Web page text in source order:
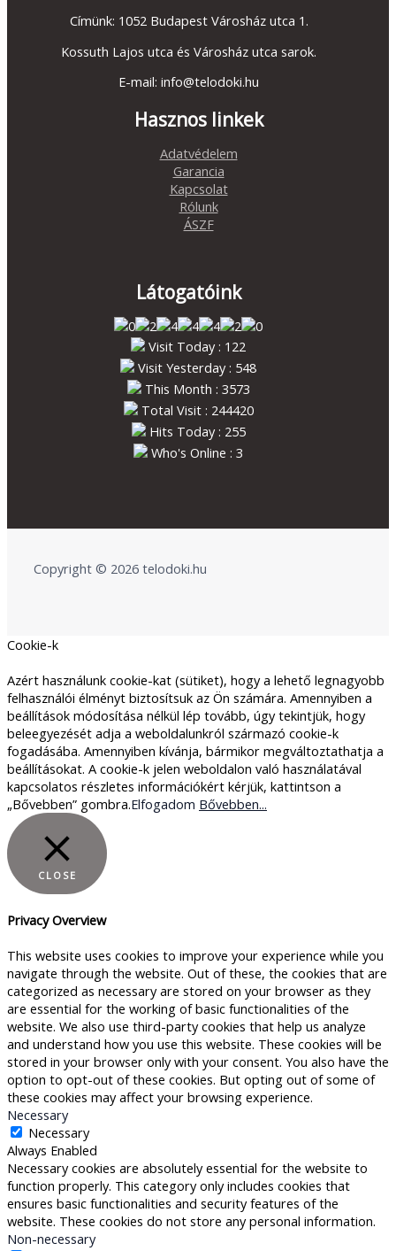
Címünk: 1052 Budapest Városház utca 1.
Kossuth Lajos utca és Városház utca sarok.
E-mail: info@telodoki.hu
Hasznos linkek
Adatvédelem
Garancia
Kapcsolat
Rólunk
ÁSZF
Látogatóink
Visit Today : 122
Visit Yesterday : 548
This Month : 3573
Total Visit : 244420
Hits Today : 255
Who's Online : 3
Copyright © 2026 telodoki.hu
Cookie-k
Azért használunk cookie-kat (sütiket), hogy a lehető legnagyobb
felhasználói élményt biztosítsuk az Ön számára. Amennyiben a
beállítások módosítása nélkül lép tovább, úgy tekintjük, hogy
beleegyezését adja a weboldalunkról származó cookie-k
fogadásába. Amennyiben kívánja, bármikor megváltoztathatja a
beállításokat. A cookie-k jelen weboldalon való használatával
kapcsolatos részletes információkért kérjük, kattintson a
„Bővebben” gombra.Elfogadom Bővebben...
CLOSE
Privacy Overview
This website uses cookies to improve your experience while you
navigate through the website. Out of these, the cookies that are
categorized as necessary are stored on your browser as they
are essential for the working of basic functionalities of the
website. We also use third-party cookies that help us analyze
and understand how you use this website. These cookies will be
stored in your browser only with your consent. You also have the
option to opt-out of these cookies. But opting out of some of
these cookies may affect your browsing experience.
Necessary
Necessary
Always Enabled
Necessary cookies are absolutely essential for the website to
function properly. This category only includes cookies that
ensures basic functionalities and security features of the
website. These cookies do not store any personal information.
Non-necessary